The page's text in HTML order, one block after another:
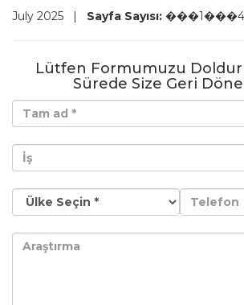
July 2025 | Sayfa Sayısı:
Lütfen Formumuzu
Sürede Size Geri